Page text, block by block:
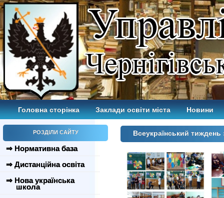
Головна сторінка Заклади освіти міста Новини
РОЗДІЛИ САЙТУ
⇒ Нормативна база
⇒ Дистанційна освіта
⇒ Нова українська
школа
Всеукраїнський